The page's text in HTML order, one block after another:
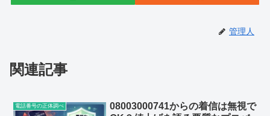
管理人
関連記事
電話番号の正体調べ
08003000741からの着信は無視で